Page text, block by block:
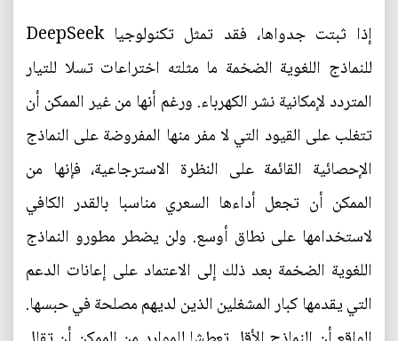
إذا ثبتت جدواها، فقد تمثل تكنولوجيا DeepSeek
للنماذج اللغوية الضخمة ما مثلته اختراعات تسلا للتيار
المتردد لإمكانية نشر الكهرباء. ورغم أنها من غير الممكن أن
تتغلب على القيود التي لا مفر منها المفروضة على النماذج
الإحصائية القائمة على النظرة الاسترجاعية، فإنها من
الممكن أن تجعل أداءها السعري مناسبا بالقدر الكافي
لاستخدامها على نطاق أوسع. ولن يضطر مطورو النماذج
اللغوية الضخمة بعد ذلك إلى الاعتماد على إعانات الدعم
التي يقدمها كبار المشغلين الذين لديهم مصلحة في حبسها.